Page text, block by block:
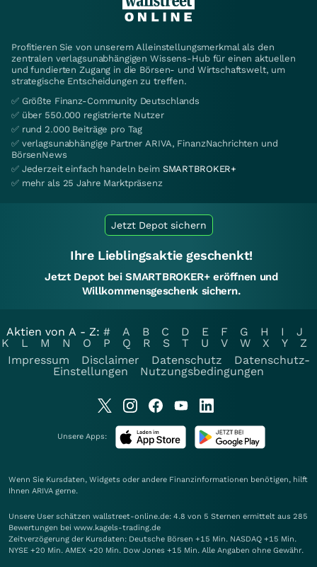
Profitieren Sie von unserem Alleinstellungsmerkmal als den
zentralen verlagsunabhängigen Wissens-Hub für einen aktuellen
und fundierten Zugang in die Börsen- und Wirtschaftswelt, um
strategische Entscheidungen zu treffen.
✅ Größte Finanz-Community Deutschlands
✅ über 550.000 registrierte Nutzer
✅ rund 2.000 Beiträge pro Tag
✅ verlagsunabhängige Partner ARIVA, FinanzNachrichten und
BörsenNews
✅ Jederzeit einfach handeln beim SMARTBROKER+
✅ mehr als 25 Jahre Marktpräsenz
Jetzt Depot sichern
Ihre Lieblingsaktie geschenkt!
Jetzt Depot bei SMARTBROKER+ eröffnen und
Willkommensgeschenk sichern.
Aktien von A - Z: # A B C D E F G H I
J
K
L M N O P Q R S T U V W X Y
Z
Impressum
Disclaimer Datenschutz
Datenschutz-
Einstellungen
Nutzungsbedingungen
Unsere Apps:
Wenn Sie Kursdaten, Widgets oder andere Finanzinformationen benötigen, hilft
Ihnen ARIVA gerne.
Unsere User schätzen wallstreet-online.de: 4.8 von 5 Sternen ermittelt aus 285
Bewertungen bei www.kagels-trading.de
Zeitverzögerung der Kursdaten: Deutsche Börsen +15 Min. NASDAQ +15 Min.
NYSE +20 Min. AMEX +20 Min. Dow Jones +15 Min. Alle Angaben ohne Gewähr.